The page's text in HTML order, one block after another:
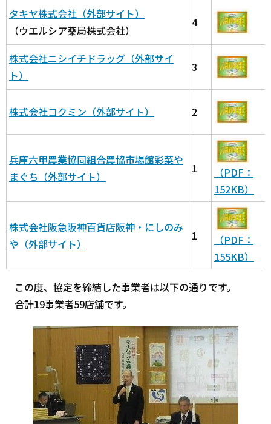
タキヤ株式会社（外部サイト）
（ウエルシア薬局株式会社）
4
株式会社ニシイチドラッグ（外部サイ
ト）
3
株式会社コクミン（外部サイト） 2
兵庫六甲農業協同組合農協市場館彩菜や
まぐち（外部サイト）
1
（PDF：
152KB）
株式会社阪急阪神百貨店阪神・にしのみ
や（外部サイト）
1
（PDF：
155KB）
この度、協定を締結した事業者は以下の通りです。
合計19事業者59店舗です。